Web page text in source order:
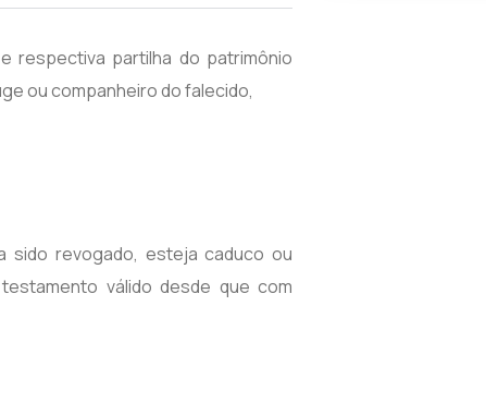
respectiva partilha do patrimônio
ou companheiro do falecido,
sido revogado, esteja caduco ou
válido desde que com